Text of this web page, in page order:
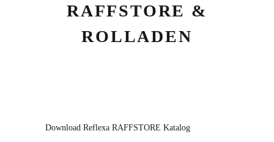
RAFFSTORE &
ROLLADEN
Download Reflexa RAFFSTORE Katalog